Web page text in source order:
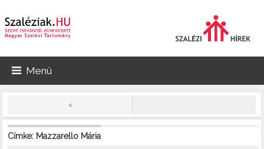
Menü
<
Címke: Mazzarello Mária